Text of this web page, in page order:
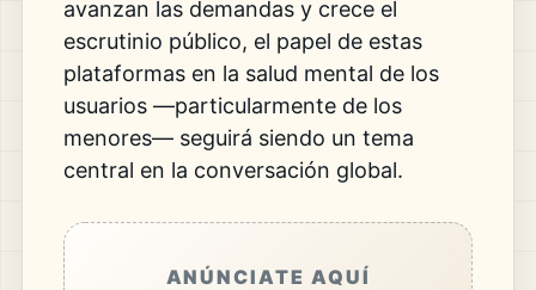
avanzan las demandas y crece el
escrutinio público, el papel de estas
plataformas en la salud mental de los
usuarios —particularmente de los
menores— seguirá siendo un tema
central en la conversación global.
ANÚNCIATE AQUÍ